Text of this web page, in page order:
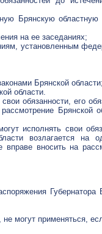
Брянскую
на ее заседаниях;
установленным
Брянской области;
области.
обязанности, его
Брянской
исполнять свои
возлагается на
вправе вносить на
Губернатора
могут применяться,